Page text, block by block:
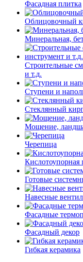
Фасадная плитка
Облицовочный
Минеральная,
Строительные
и т.д.
Ступени и
Cтеклянный
Мощение,
Черепица
Кислотоупорная
Готовые
Навесные
Фасадные
Фасадный декор
Гибкая керамика